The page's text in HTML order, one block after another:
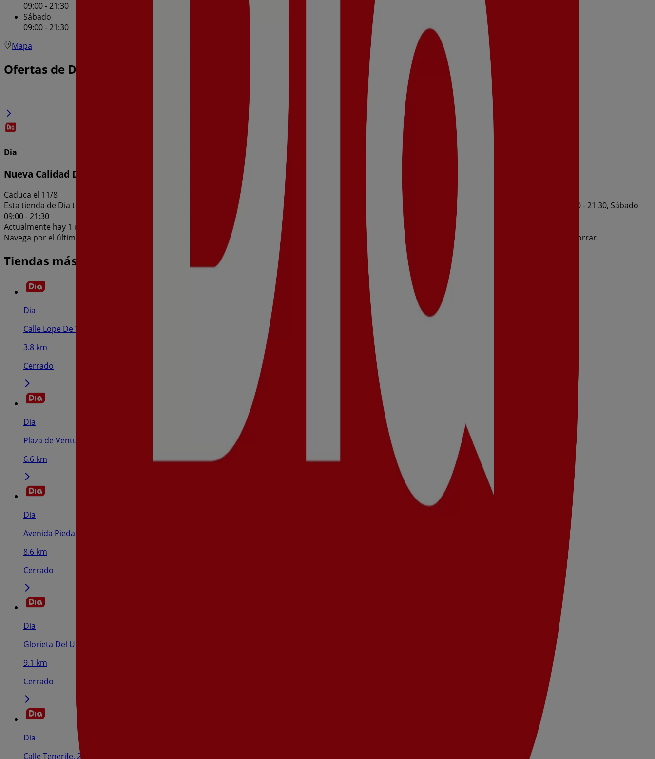
09:00 - 21:30
Sábado
09:00 - 21:30
Mapa
Ofertas de Dia en Seseña
Dia
Nueva Calidad Dia del 05/08 al 11/08
Caduca el 11/8
Esta tienda de Dia tiene los siguientes horarios: Domingo , Lunes 09:00 - 21:30, Martes 09:00 - 21:30, Miércoles 09:00 - 21:30, Jueves 09:00 - 21:30, Viernes 09:00 - 21:30, Sábado
09:00 - 21:30
Actualmente hay 1 catálogos disponibles en esta tienda de Dia.
Navega por el último catálogo de Dia en Calle Lope De Vega, 37 Nueva Calidad Dia del 05/08 al 11/08 que es válido del 5/8/2026 al 11/8/2026 y no pares de ahorrar.
Tiendas más cercanas
Dia
Calle Lope De Vega, 37, Seseña
3.8 km
Cerrado
Dia
Plaza de Ventura Rodríguez, 15, Ciempozuelos
6.6 km
Dia
Avenida Piedad Colón, 4, Borox
8.6 km
Cerrado
Dia
Glorieta Del Universo, 10, Valdemoro
9.1 km
Cerrado
Dia
Calle Tenerife, 2, Valdemoro